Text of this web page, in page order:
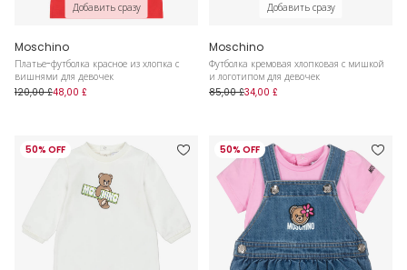
Добавить сразу
Moschino
Платье-футболка красное из хлопка с
вишнями для девочек
120,00 £48,00 £
Добавить сразу
Moschino
Футболка кремовая хлопковая с мишкой
и логотипом для девочек
85,00 £34,00 £
50% OFF 50% OFF